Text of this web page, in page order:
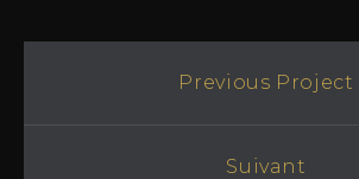
Previous Project
Suivant